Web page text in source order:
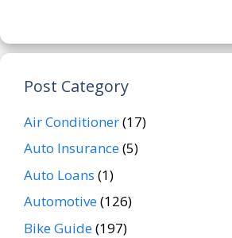
Post Category
Air Conditioner(17)
Auto Insurance(5)
Auto Loans (1)
Automotive(126)
Bike Guide(197)